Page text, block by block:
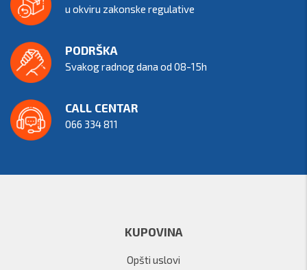
u okviru zakonske regulative
PODRŠKA
Svakog radnog dana od 08-15h
CALL CENTAR
066 334 811
KUPOVINA
Opšti uslovi